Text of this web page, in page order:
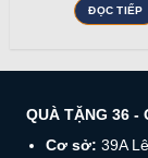
ĐỌC TIẾP
QUÀ TẶNG 36 -
Cơ sở:39A